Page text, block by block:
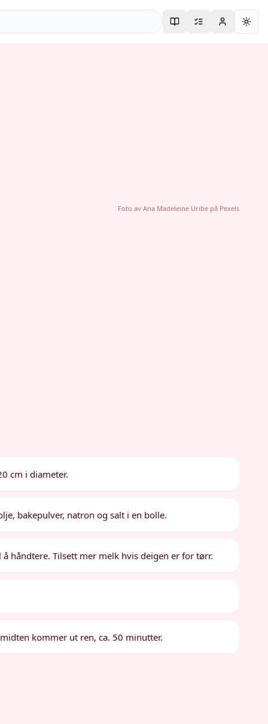
Foto av Ana Madeleine Uribepå Pexels
cm i diameter.
bakepulver, natron og salt i en bolle.
håndtere. Tilsett mer melk hvis deigen er for tørr.
kommer ut ren, ca. 50 minutter.